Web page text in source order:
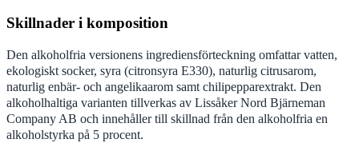
Skillnader i komposition
Den alkoholfria versionens ingrediensförteckning omfattar vatten,
ekologiskt socker, syra (citronsyra E330), naturlig citrusarom,
naturlig enbär- och angelikaarom samt chilipepparextrakt. Den
alkoholhaltiga varianten tillverkas av Lissåker Nord Bjärneman
Company AB och innehåller till skillnad från den alkoholfria en
alkoholstyrka på 5 procent.